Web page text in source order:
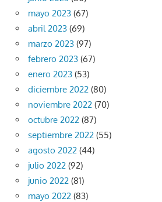
mayo 2023 (67)
abril 2023 (69)
marzo 2023 (97)
febrero 2023 (67)
enero 2023 (53)
diciembre 2022 (80)
noviembre 2022 (70)
octubre 2022 (87)
septiembre 2022 (55)
agosto 2022 (44)
julio 2022 (92)
junio 2022 (81)
mayo 2022 (83)